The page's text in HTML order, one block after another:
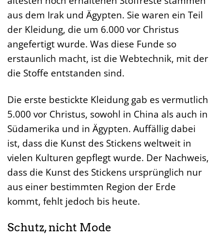
aus dem Irak und Ägypten. Sie waren ein Teil
der Kleidung, die um 6.000 vor Christus
angefertigt wurde. Was diese Funde so
erstaunlich macht, ist die Webtechnik, mit der
die Stoffe entstanden sind.
Die erste bestickte Kleidung gab es vermutlich
5.000 vor Christus, sowohl in China als auch in
Südamerika und in Ägypten. Auffällig dabei
ist, dass die Kunst des Stickens weltweit in
vielen Kulturen gepflegt wurde. Der Nachweis,
dass die Kunst des Stickens ursprünglich nur
aus einer bestimmten Region der Erde
kommt, fehlt jedoch bis heute.
Schutz, nicht Mode